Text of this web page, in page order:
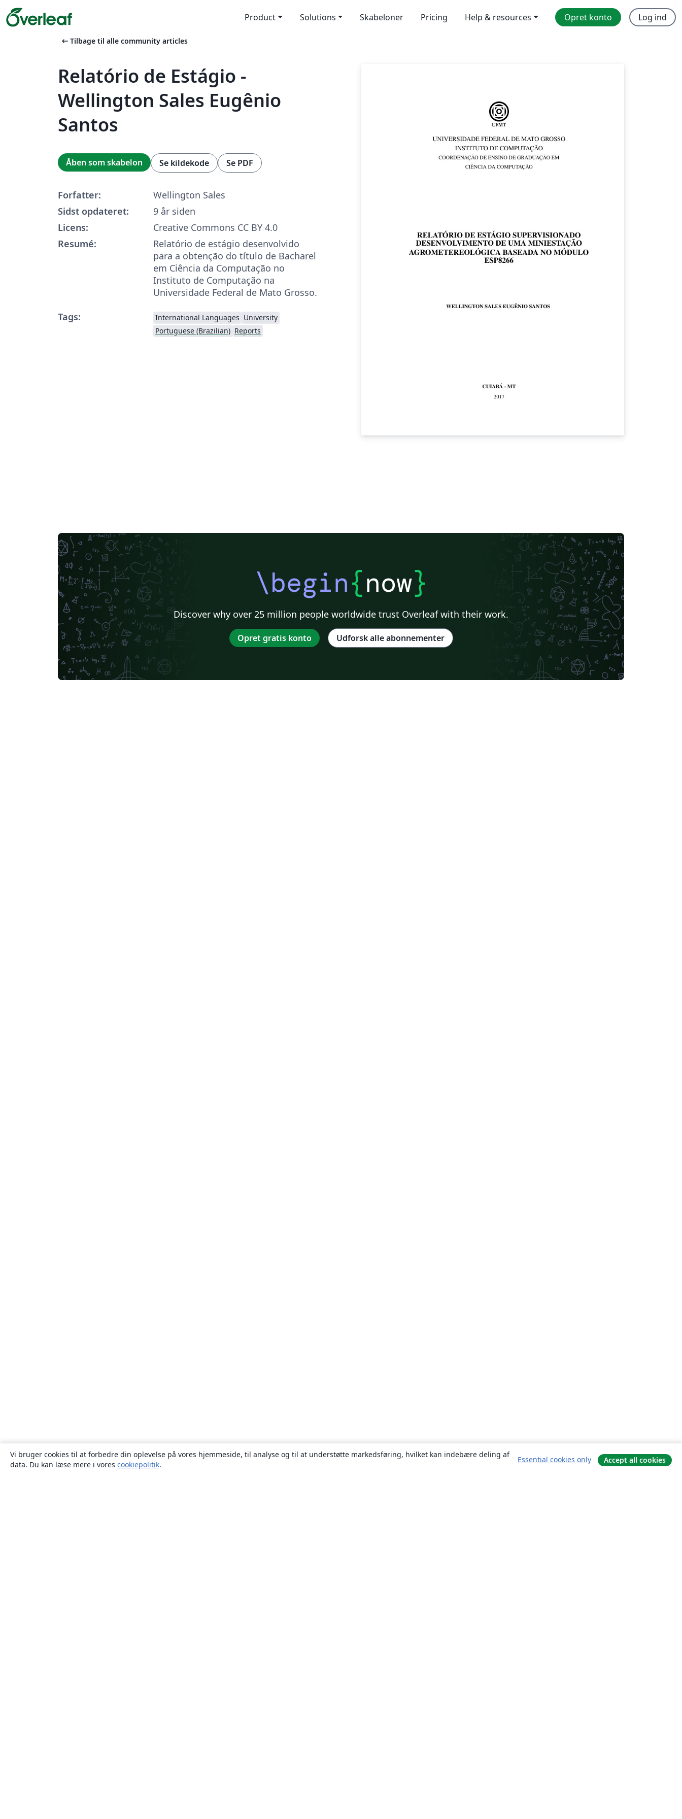
Product Solutions Skabeloner Pricing Help & resources Opret konto Log ind
arrow_left_alt Tilbage til alle community articles
Relatório de Estágio -
Wellington Sales Eugênio
Santos
Åben som skabelon Se kildekode Se PDF
Forfatter:
Wellington Sales
Sidst opdateret:
9 år siden
Licens:
Creative Commons CC BY 4.0
Resumé:
Relatório de estágio desenvolvido
para a obtenção do título de Bacharel
em Ciência da Computação no
Instituto de Computação na
Universidade Federal de Mato Grosso.
Tags:
International Languages University
Portuguese (Brazilian) Reports
\begin{now}
Discover why over 25 million people worldwide trust Overleaf with their work.
Opret gratis konto Udforsk alle abonnementer
Vi bruger cookies til at forbedre din oplevelse på vores hjemmeside, til analyse og til at understøtte markedsføring, hvilket kan indebære deling af
data. Du kan læse mere i vores cookiepolitik.
Essential cookies only Accept all cookies